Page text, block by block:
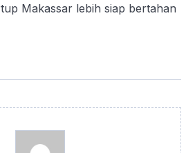
Makassar lebih siap bertahan